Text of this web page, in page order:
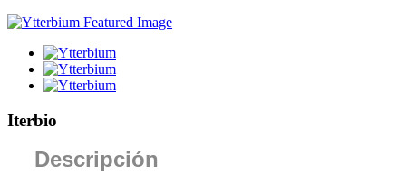
Iterbio
Descripción